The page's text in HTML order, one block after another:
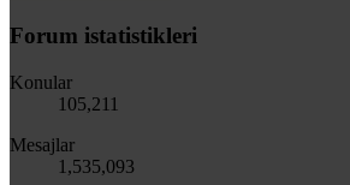
Forum istatistikleri
Konular
105,211
Mesajlar
1,535,093